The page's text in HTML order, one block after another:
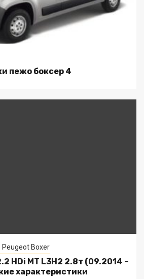
пежо боксер 4
Boxer
HDi MT L3H2 2.8т (09.2014 –
характеристики